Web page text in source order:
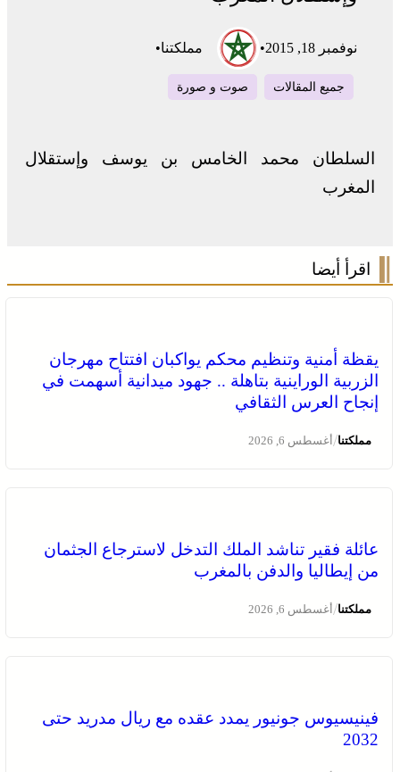
نوفمبر 18, 2015 • مملكتنا•
جميع المقالات صوت و صورة
السلطان محمد الخامس بن يوسف وإستقلال
المغرب
اقرأ أيضا
يقظة أمنية وتنظيم محكم يواكبان افتتاح مهرجان
الزربية الوراينية بتاهلة .. جهود ميدانية أسهمت في
إنجاح العرس الثقافي
مملكتنا/أغسطس 6, 2026
عائلة فقير تناشد الملك التدخل لاسترجاع الجثمان
من إيطاليا والدفن بالمغرب
مملكتنا/أغسطس 6, 2026
فينيسيوس جونيور يمدد عقده مع ريال مدريد حتى
2032